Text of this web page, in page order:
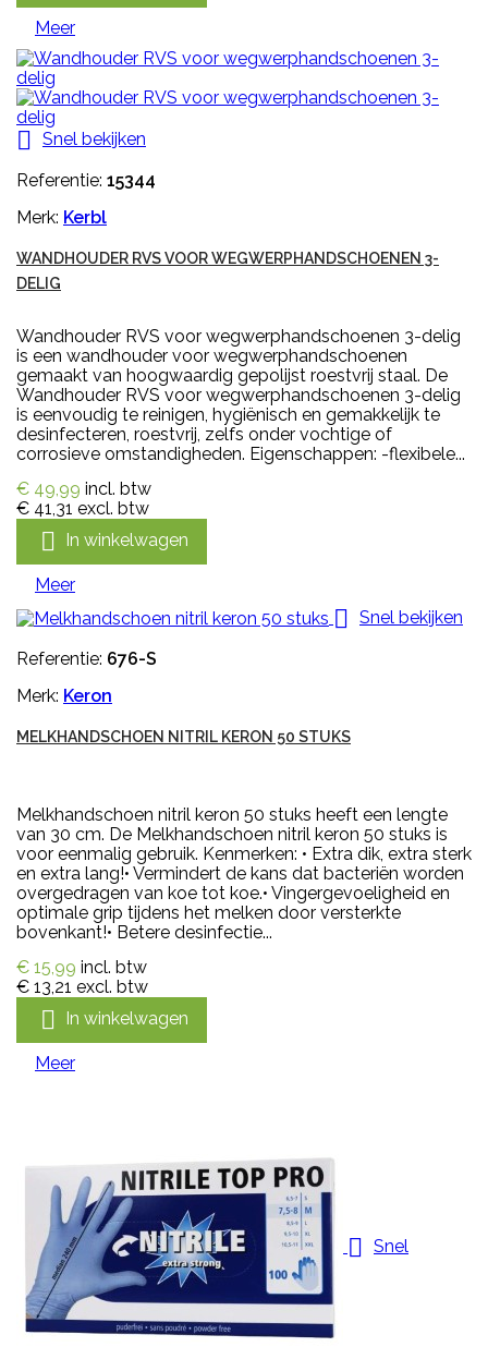
Meer
 Snel bekijken
Referentie: 15344
Merk: Kerbl
WANDHOUDER RVS VOOR WEGWERPHANDSCHOENEN 3-
DELIG
Wandhouder RVS voor wegwerphandschoenen 3-delig
is een wandhouder voor wegwerphandschoenen
gemaakt van hoogwaardig gepolijst roestvrij staal. De
Wandhouder RVS voor wegwerphandschoenen 3-delig
is eenvoudig te reinigen, hygiënisch en gemakkelijk te
desinfecteren, roestvrij, zelfs onder vochtige of
corrosieve omstandigheden. Eigenschappen: -flexibele...
€ 49,99 incl. btw
€ 41,31 excl. btw
 In winkelwagen
Meer
 Snel bekijken
Referentie: 676-S
Merk: Keron
MELKHANDSCHOEN NITRIL KERON 50 STUKS
Melkhandschoen nitril keron 50 stuks heeft een lengte
van 30 cm. De Melkhandschoen nitril keron 50 stuks is
voor eenmalig gebruik. Kenmerken: • Extra dik, extra sterk
en extra lang!• Vermindert de kans dat bacteriën worden
overgedragen van koe tot koe.• Vingergevoeligheid en
optimale grip tijdens het melken door versterkte
bovenkant!• Betere desinfectie...
€ 15,99 incl. btw
€ 13,21 excl. btw
 In winkelwagen
Meer
 Snel